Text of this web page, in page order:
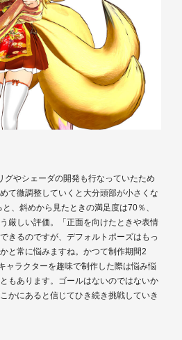
グやシェーダの開発も行なっていたため
て微調整していくと大分頭部が小さくな
、斜めから見たときの満足度は70％、
厳しい評価。「正面を向けたときや表情
きるのですが、デフォルトポーズはもっ
と常に悩みますね。かつて制作期間2
ャラクターを趣味で制作した際は悩み悩
もあります。ゴールはないのではないか
かにあると信じてひき続き挑戦していき